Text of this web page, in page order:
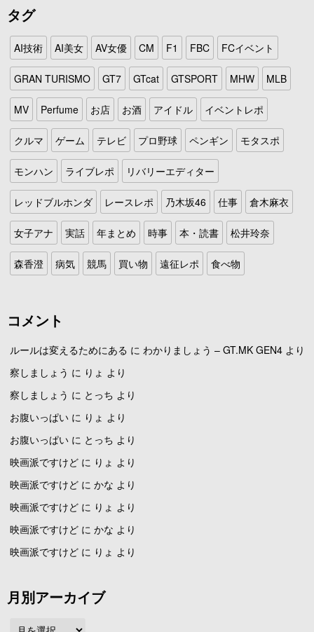
タグ
AI技術 AI美女 AV女優 CM F1 FBC FCイベント
GRAN TURISMO GT7 GTcat GTSPORT MHW MLB
MV Perfume お店 お酒 アイドル イベントレポ
クルマ ゲーム テレビ プロ野球 ペンギン モタスポ
モンハン ライブレポ リバリーエディター
レッドブルホンダ レースレポ 乃木坂46 仕事 倉木麻衣
女子アナ 実話 年まとめ 時事 本・読書 松井玲奈
森香澄 病気 競馬 買い物 遠征レポ 食べ物
コメント
ルールは変えるためにある に わかりましょう – GT.MK GEN4 より
察しましょう に りょ より
察しましょう に とっち より
お腹いっぱい に りょ より
お腹いっぱい に とっち より
映画派ですけど に りょ より
映画派ですけど に かな より
映画派ですけど に りょ より
映画派ですけど に かな より
映画派ですけど に りょ より
月別アーカイブ